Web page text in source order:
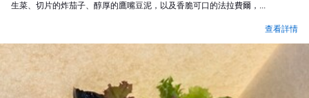
生菜、切片的炸茄子、醇厚的鷹嘴豆泥，以及香脆可口的法拉費爾，...
查看詳情